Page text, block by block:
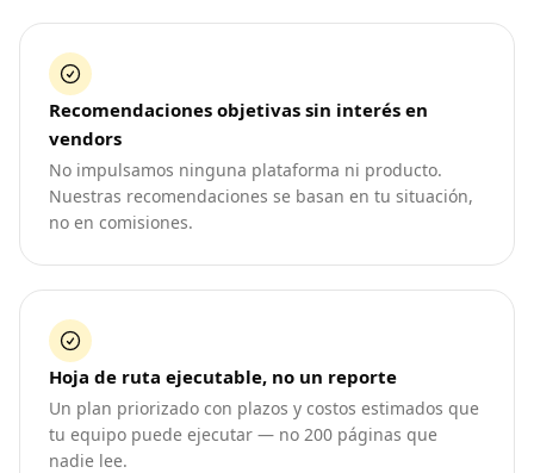
Recomendaciones objetivas sin interés en
vendors
No impulsamos ninguna plataforma ni producto.
Nuestras recomendaciones se basan en tu situación,
no en comisiones.
Hoja de ruta ejecutable, no un reporte
Un plan priorizado con plazos y costos estimados que
tu equipo puede ejecutar — no 200 páginas que
nadie lee.